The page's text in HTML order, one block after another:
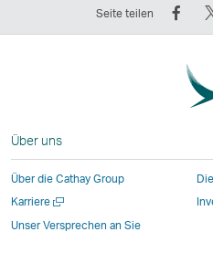
Seite teilen
Auf
–
der
in
Über uns
Über die Cathay Group
KarriereNeues
öffnen
Unser Versprechen an Sie